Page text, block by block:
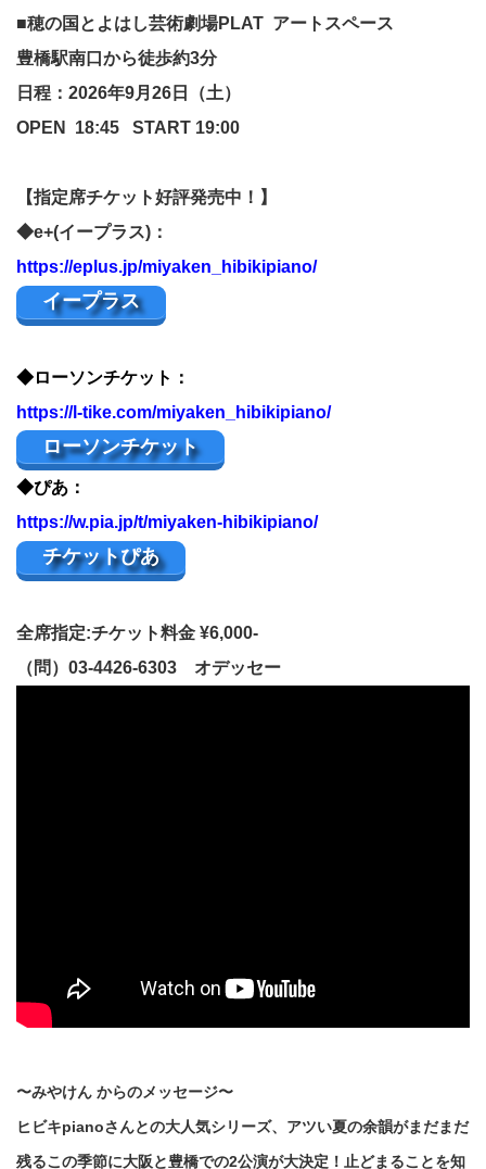
■穂の国とよはし芸術劇場PLAT アートスペース
豊橋駅南口から徒歩約3分
日程：2026年9月26日（土）
OPEN 18:45 START 19:00
【指定席チケット好評発売中！】
◆e+(イープラス)：
https://eplus.jp/miyaken_hibikipiano/
イープラス
◆ローソンチケット：
https://l-tike.com/miyaken_hibikipiano/
ローソンチケット
◆ぴあ：
https://w.pia.jp/t/miyaken-hibikipiano/
チケットぴあ
全席指定:チケット料金 ¥6,000-
（問）03-4426-6303 オデッセー
〜みやけん からのメッセージ〜
ヒビキpianoさんとの大人気シリーズ、アツい夏の余韻がまだまだ
残るこの季節に大阪と豊橋での2公演が大決定！止どまることを知